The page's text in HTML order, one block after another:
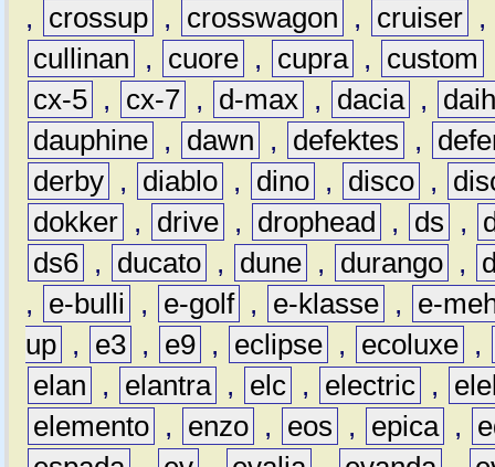
,
crossup , crosswagon , cruiser ,
cullinan
, cuore , cupra , custom
cx-5 , cx-7 , d-max , dacia ,
dauphine , dawn , defektes ,
derby , diablo , dino , disco ,
dokker , drive , drophead , ds ,
ds6 , ducato , dune , durango ,
,
e-bulli , e-golf , e-klasse ,
e-
up , e3 , e9 , eclipse , ecoluxe ,
elan
, elantra , elc , electric ,
elemento , enzo , eos , epica ,